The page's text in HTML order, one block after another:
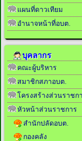
แผนที่ดาวเทียม
อำนาจหน้าที่อบต.
บุคลากร
คณะผู้บริหาร
สมาชิกสภาอบต.
โครงสร้างส่วนราชก
หัวหน้าส่วนราชการ
สำนักปลัดอบต.
กองคลัง